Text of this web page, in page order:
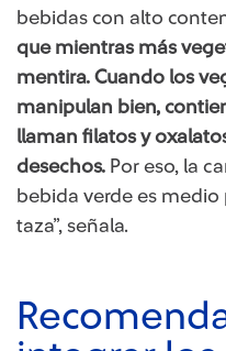
bebidas con alto
que mientras más
mentira. Cuando los
manipulan bien,
llaman filatos y
desechos. Por eso, la
bebida verde es medio
taza”, señala.